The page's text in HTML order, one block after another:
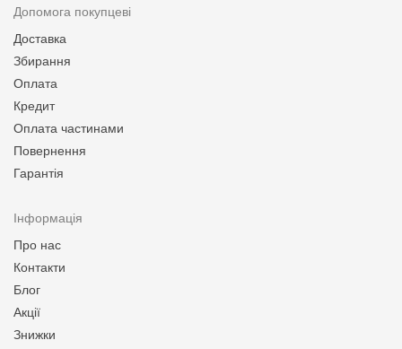
Допомога покупцеві
Доставка
Збирання
Оплата
Кредит
Оплата частинами
Повернення
Гарантія
Інформація
Про нас
Контакти
Блог
Акції
Знижки